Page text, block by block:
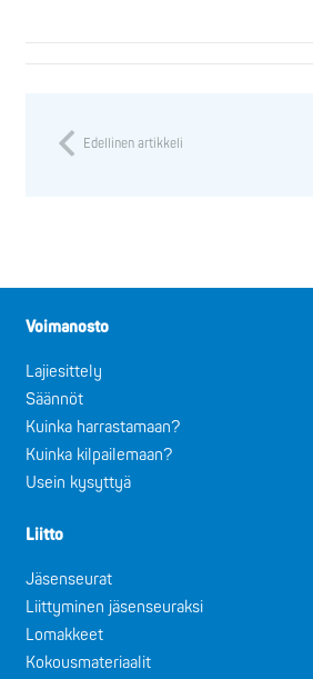
Edellinen artikkeli
Voimanosto
Lajiesittely
Säännöt
Kuinka harrastamaan?
Kuinka kilpailemaan?
Usein kysyttyä
Liitto
Jäsenseurat
Liittyminen jäsenseuraksi
Lomakkeet
Kokousmateriaalit